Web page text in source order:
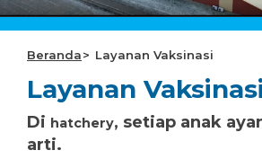
MONITORING
DATA DAN PERALATAN
Beranda Layanan Vaksinasi
Layanan Vaksinasi
Di hatchery, setiap anak
arti.